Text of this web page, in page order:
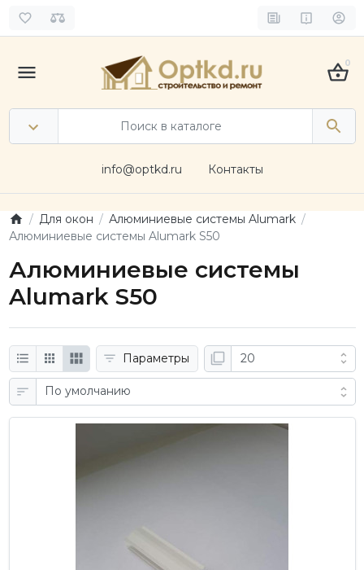
0
info@optkd.ru Контакты
Для окон
Алюминиевые системы Alumark
Алюминиевые системы Alumark S50
Алюминиевые системы
Alumark S50
Параметры